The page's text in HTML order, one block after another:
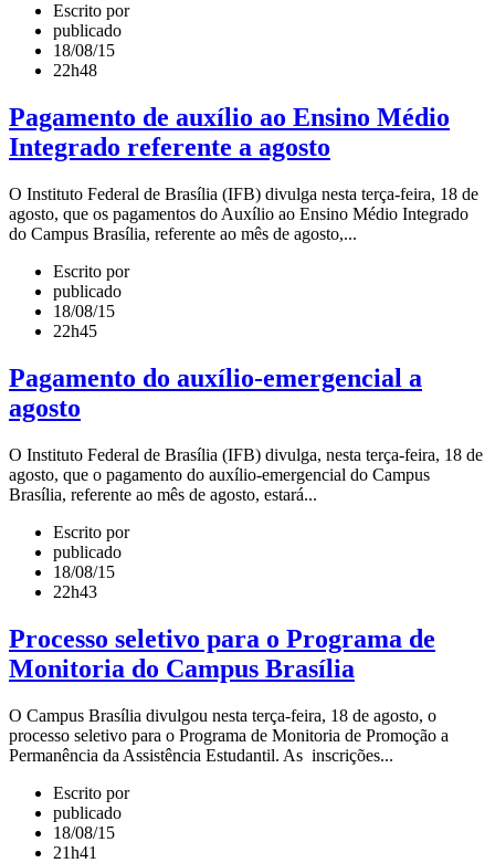
Escrito por
publicado
18/08/15
22h48
Pagamento de auxílio ao Ensino Médio
Integrado referente a agosto
O Instituto Federal de Brasília (IFB) divulga nesta terça-feira, 18 de
agosto, que os pagamentos do Auxílio ao Ensino Médio Integrado
do Campus Brasília, referente ao mês de agosto,...
Escrito por
publicado
18/08/15
22h45
Pagamento do auxílio-emergencial a
agosto
O Instituto Federal de Brasília (IFB) divulga, nesta terça-feira, 18 de
agosto, que o pagamento do auxílio-emergencial do Campus
Brasília, referente ao mês de agosto, estará...
Escrito por
publicado
18/08/15
22h43
Processo seletivo para o Programa de
Monitoria do Campus Brasília
O Campus Brasília divulgou nesta terça-feira, 18 de agosto, o
processo seletivo para o Programa de Monitoria de Promoção a
Permanência da Assistência Estudantil. As inscrições...
Escrito por
publicado
18/08/15
21h41